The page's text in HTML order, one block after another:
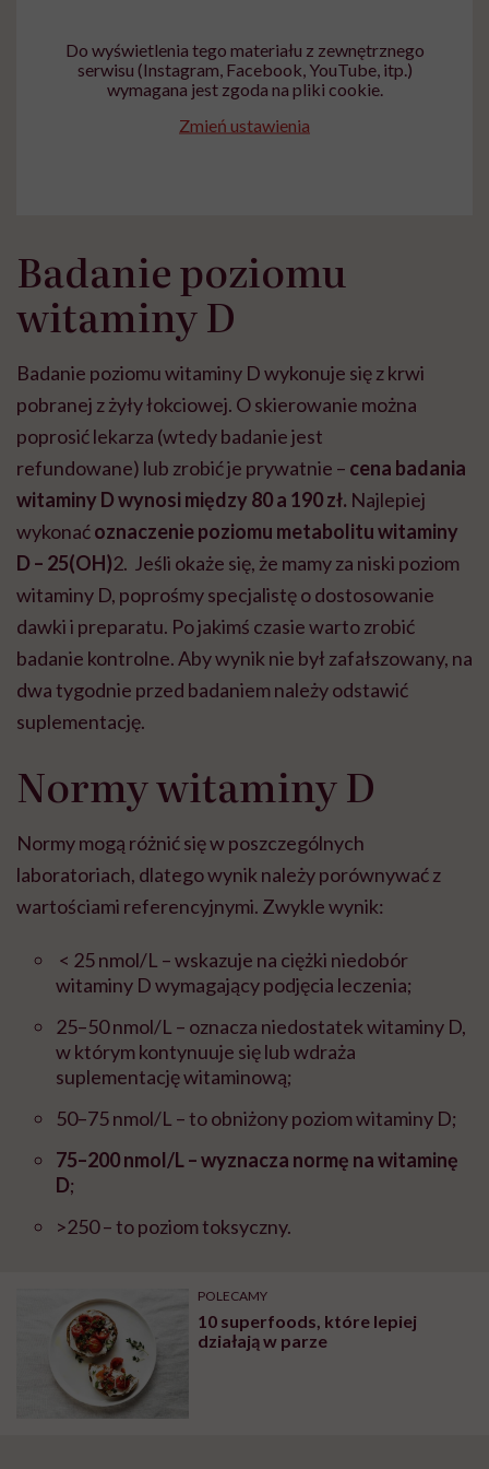
Do wyświetlenia tego materiału z zewnętrznego
serwisu (Instagram, Facebook, YouTube, itp.)
wymagana jest zgoda na pliki cookie.
Zmień ustawienia
Badanie poziomu
witaminy D
Badanie poziomu witaminy D wykonuje się z krwi
pobranej z żyły łokciowej. O skierowanie można
poprosić lekarza (wtedy badanie jest
refundowane) lub zrobić je prywatnie – cena badania
witaminy D wynosi między 80 a 190 zł. Najlepiej
wykonaćoznaczenie poziomu metabolitu witaminy
D – 25(OH)2. Jeśli okaże się, że mamy za niski poziom
witaminy D, poprośmy specjalistę o dostosowanie
dawki i preparatu. Po jakimś czasie warto zrobić
badanie kontrolne. Aby wynik nie był zafałszowany, na
dwa tygodnie przed badaniem należy odstawić
suplementację.
Normy witaminy D
Normy mogą różnić się w poszczególnych
laboratoriach, dlatego wynik należy porównywać z
wartościami referencyjnymi. Zwykle wynik:
< 25 nmol/L – wskazuje na ciężki niedobór
witaminy D wymagający podjęcia leczenia;
25–50 nmol/L – oznacza niedostatek witaminy D,
w którym kontynuuje się lub wdraża
suplementację witaminową;
50–75 nmol/L – to obniżony poziom witaminy D;
75–200 nmol/L – wyznacza normę na witaminę
D;
>250 – to poziom toksyczny.
POLECAMY
10 superfoods, które lepiej
działają w parze